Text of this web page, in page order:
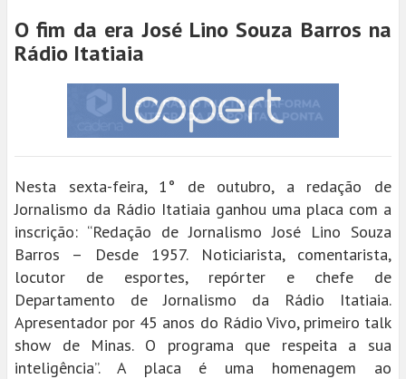
O fim da era José Lino Souza Barros na
Rádio Itatiaia
Nesta sexta-feira, 1° de outubro, a redação de
Jornalismo da Rádio Itatiaia ganhou uma placa com a
inscrição: “Redação de Jornalismo José Lino Souza
Barros – Desde 1957. Noticiarista, comentarista,
locutor de esportes, repórter e chefe de
Departamento de Jornalismo da Rádio Itatiaia.
Apresentador por 45 anos do Rádio Vivo, primeiro talk
show de Minas. O programa que respeita a sua
inteligência”. A placa é uma homenagem ao